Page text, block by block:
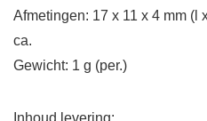
Afmetingen: 17 x 11 x 4 mm (l
ca.
Gewicht: 1 g (per.)